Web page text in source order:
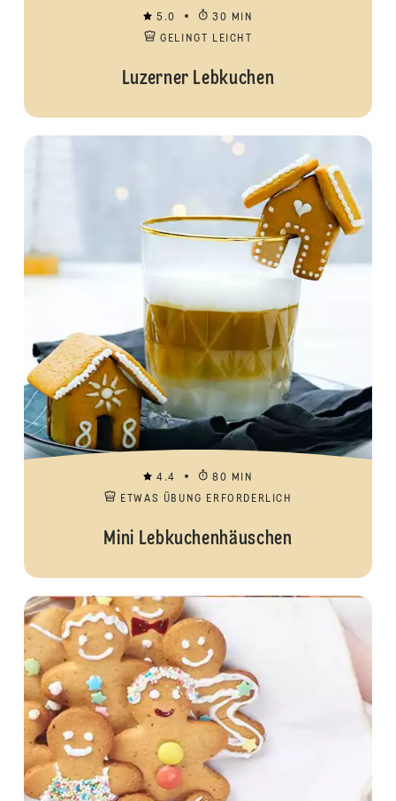
5.0
30 MIN
GELINGT LEICHT
Luzerner Lebkuchen
4.4
80 MIN
ETWAS ÜBUNG ERFORDERLICH
Mini Lebkuchenhäuschen